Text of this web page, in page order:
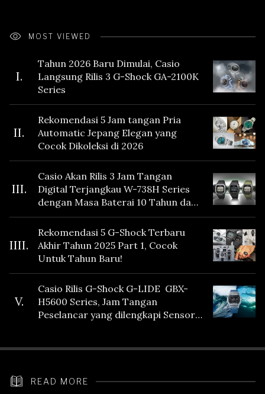
MOST VIEWED
I.
Tahun 2026 Baru Dimulai, Casio
Langsung Rilis 3 G-Shock GA-2100K
Series
II.
Rekomendasi 5 Jam tangan Pria
Automatic Jepang Elegan yang
Cocok Dikoleksi di 2026
III.
Casio Akan Rilis 3 Jam Tangan
Digital Terjangkau W-738H Series
dengan Masa Baterai 10 Tahun dan
Fitur Vibration
IIII.
Rekomendasi 5 G-Shock Terbaru
Akhir Tahun 2025 Part 1, Cocok
Untuk Tahun Baru!
V.
Casio Rilis G-Shock G-LIDE GBX-
H5600 Series, Jam Tangan
Peselancar yang dilengkapi Sensor
READ MORE